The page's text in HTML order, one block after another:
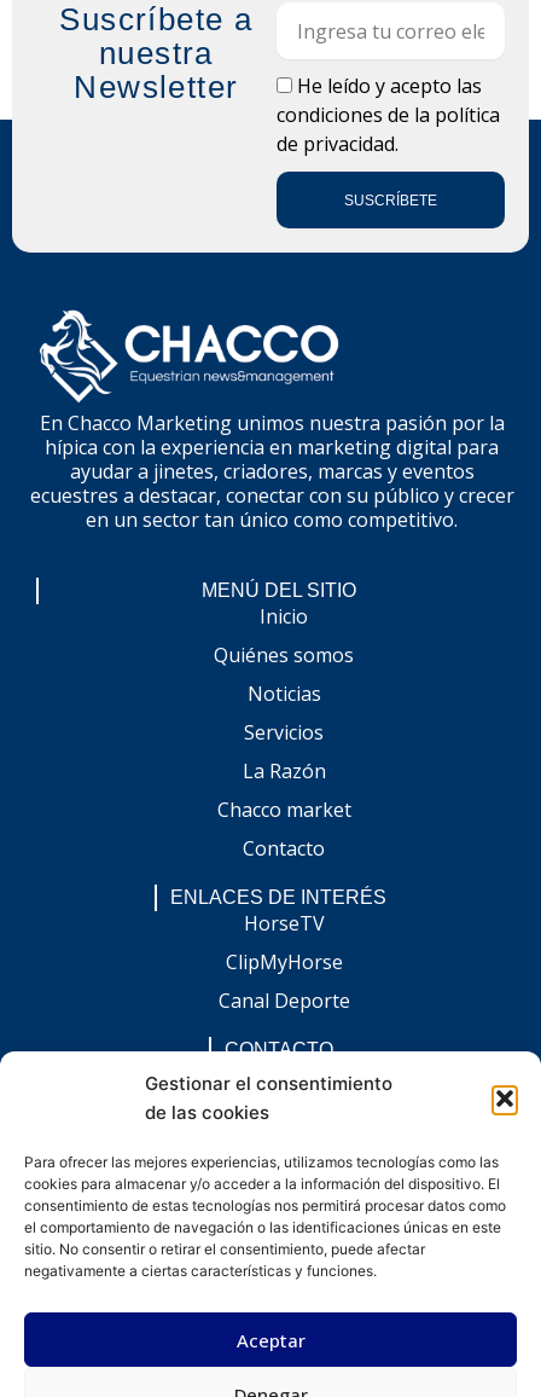
Gestionar el consentimiento
de las cookies
Para ofrecer las mejores experiencias, utilizamos tecnologías como las
cookies para almacenar y/o acceder a la información del dispositivo. El
consentimiento de estas tecnologías nos permitirá procesar datos como
el comportamiento de navegación o las identificaciones únicas en este
sitio. No consentir o retirar el consentimiento, puede afectar
negativamente a ciertas características y funciones.
Aceptar
Suscríbete a
nuestra
Newsletter
LOPDHe leído y acepto las
condiciones de la política
de privacidad.
SUSCRÍBETE
En Chacco Marketing unimos nuestra pasión por la
hípica con la experiencia en marketing digital para
ayudar a jinetes, criadores, marcas y eventos
ecuestres a destacar, conectar con su público y crecer
en un sector tan único como competitivo.
MENÚ DEL SITIO
Inicio
Quiénes somos
Noticias
Servicios
La Razón
Chacco market
Contacto
ENLACES DE INTERÉS
HorseTV
ClipMyHorse
Canal Deporte
CONTACTO
comunicacion@chaccoinfo.com
Presentes en todo el ámbito nacional
F
a
c
e
b
o
I
n
s
t
a
g
L
i
n
k
e
d
i
n
E
n
v
e
l
o
W
h
a
t
s